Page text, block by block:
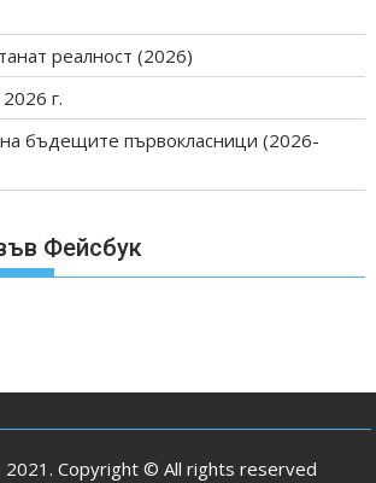
реалност (2026)
г.
бъдещите първокласници (2026-
Фейсбук
2021. Copyright © All rights reserved